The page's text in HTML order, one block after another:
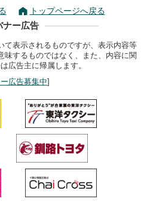
トップページへ戻る
ナー広告
て表示されるものですが、表示内容等
味するものではなく、また、内容に関
広告主に帰属します。
広告募集中]